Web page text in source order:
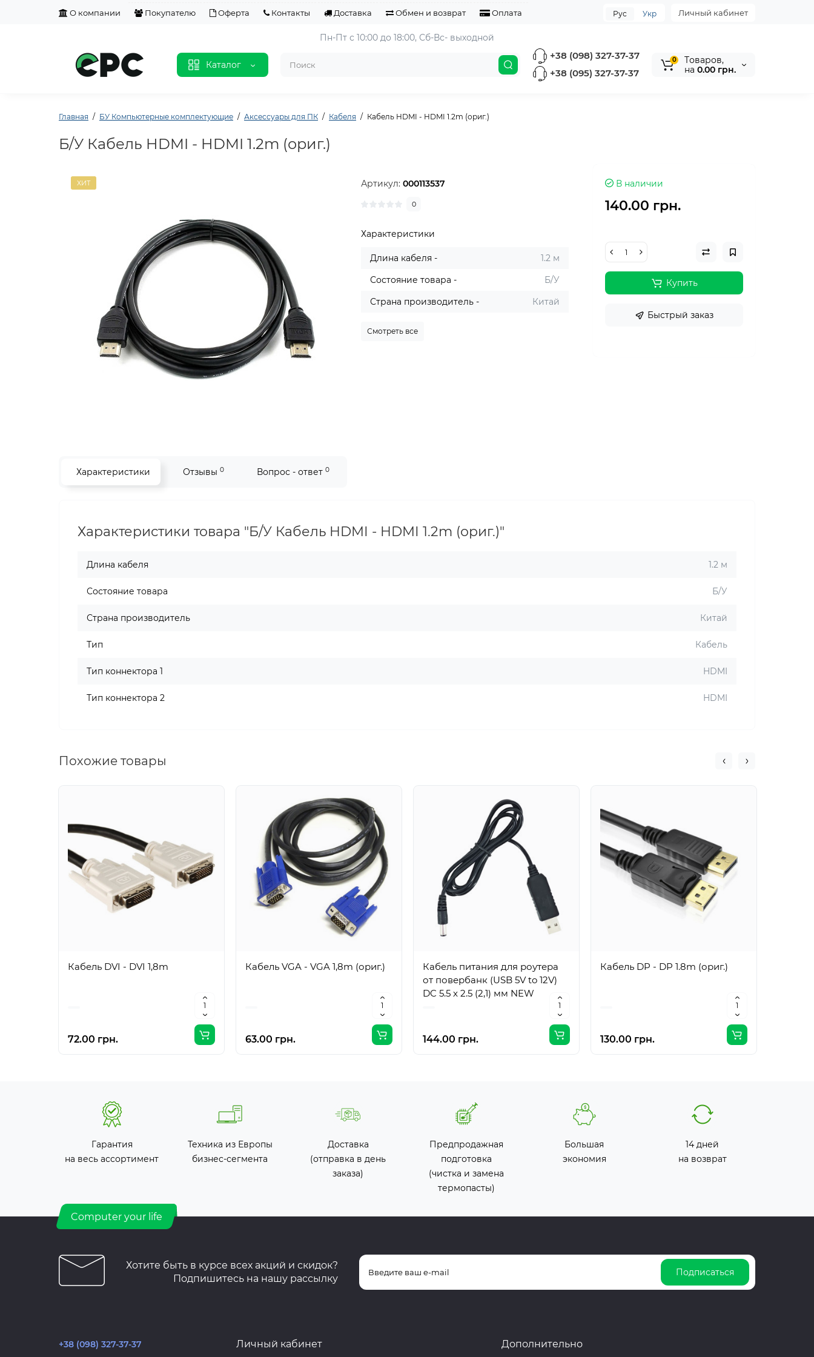
О компании Покупателю Оферта Контакты Доставка Обмен и возврат Оплата Личный кабинет
Рус Укр
Каталог
Пн-Пт с 10:00 до 18:00, Сб-Вс- выходной
+38 (098) 327-37-37
+38 (095) 327-37-37
0
Tоваров,
на 0.00 грн.
Главная БУ Компьютерные комплектующие Аксессуары для ПК Кабеля Кабель HDMI - HDMI 1.2m (ориг.)
Б/У Кабель HDMI - HDMI 1.2m (ориг.)
ХИТ Артикул:000113537
0
Характеристики
Длина кабеля -
1.2 м
Состояние товара -
Б/У
Страна производитель -
Китай
Смотреть все
В наличии
140.00 грн.
Купить
Быстрый заказ
Характеристики Отзывы 0 Вопрос - ответ 0
Характеристики товара "Б/У Кабель HDMI - HDMI 1.2m (ориг.)"
Длина кабеля 1.2 м
Состояние товара Б/У
Страна производитель Китай
Тип Кабель
Тип коннектора 1 HDMI
Тип коннектора 2 HDMI
Похожие товары
Кабель DVI - DVI 1,8m
72.00 грн.
Кабель VGA - VGA 1,8m (ориг.)
63.00 грн.
Кабель питания для роутера
от повербанк (USB 5V to 12V)
DC 5.5 x 2.5 (2,1) мм NEW
144.00 грн.
Кабель DP - DP 1.8m (ориг.)
130.00 грн.
Гарантия
на весь ассортимент
Техника из Европы
бизнес-сегмента
Доставка
(отправка в день
заказа)
Предпродажная
подготовка
(чистка и замена
термопасты)
Большая
экономия
14 дней
на возврат
Computer your life
Хотите быть в курсе всех акций и скидок?
Подпишитесь на нашу рассылку
Подписаться
+38 (098) 327-37-37 Личный кабинет Дополнительно